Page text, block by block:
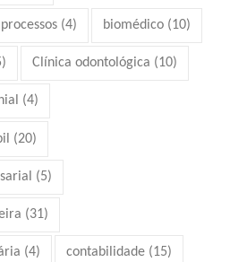
(4) biomédico (10)
Clínica odontológica (10)
(4)
(20)
(5)
(31)
(4) contabilidade (15)